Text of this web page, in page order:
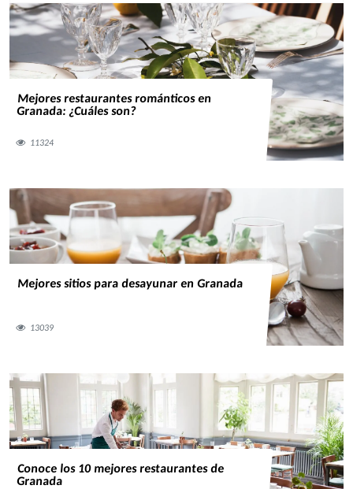
Mejores restaurantes románticos en
Granada: ¿Cuáles son?
11324
Mejores sitios para desayunar en Granada
13039
Conoce los 10 mejores restaurantes de
Granada